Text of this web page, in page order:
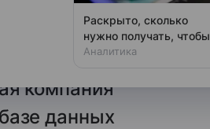
компания
данных
Раскрыто, сколько
нужно получать, чтобы
не чувствовать зависти
Аналитика